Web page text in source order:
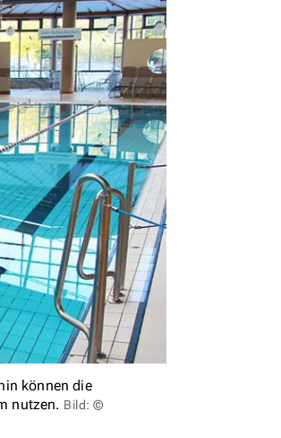
können die
nutzen. Bild: ©